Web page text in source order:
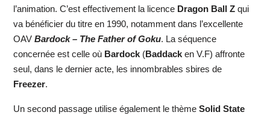
l’animation. C’est effectivement la licence Dragon Ball Zqui
va bénéficier du titre en 1990, notamment dans l’excellente
OAV Bardock – The Father of Goku. La séquence
concernée est celle où Bardock(Baddack en V.F) affronte
seul, dans le dernier acte, les innombrables sbires de
Freezer.
Un second passage utilise également le thème Solid State